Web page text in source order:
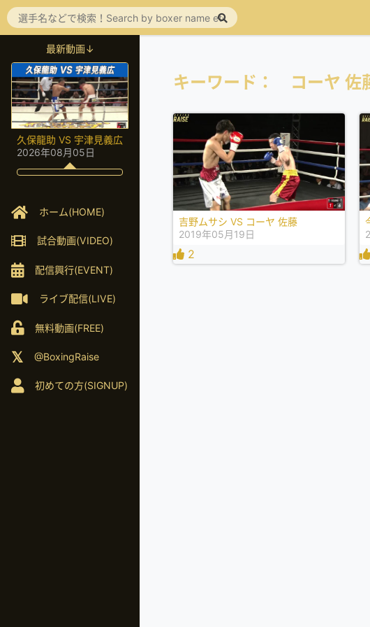
最新動画↓
久保龍助 VS 宇津見義広
2026年08月05日
ホーム(HOME)
試合動画(VIDEO)
配信興行(EVENT)
ライブ配信(LIVE)
無料動画(FREE)
@BoxingRaise
初めての方(SIGNUP)
キーワード： コーヤ 佐
吉野ムサシ VS コーヤ 佐藤
2019年05月19日
2